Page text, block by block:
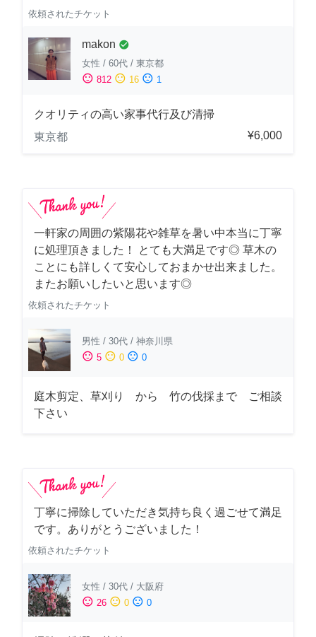
依頼されたチケット
makon check_circle
女性 / 60代 / 東京都
sentiment_satisfied 812 sentiment_neutral 16 sentiment_dissatisfied 1
クオリティの高い家事代行及び清掃
東京都
¥6,000
一軒家の周囲の紫陽花や雑草を暑い中本当に丁寧
に処理頂きました！ とても大満足です◎ 草木の
ことにも詳しくて安心しておまかせ出来ました。
またお願いしたいと思います◎
依頼されたチケット
男性 / 30代 / 神奈川県
sentiment_satisfied 5 sentiment_neutral 0 sentiment_dissatisfied 0
庭木剪定、草刈り から 竹の伐採まで ご相談
下さい
丁寧に掃除していただき気持ち良く過ごせて満足
です。ありがとうございました！
依頼されたチケット
女性 / 30代 / 大阪府
sentiment_satisfied 26 sentiment_neutral 0 sentiment_dissatisfied 0